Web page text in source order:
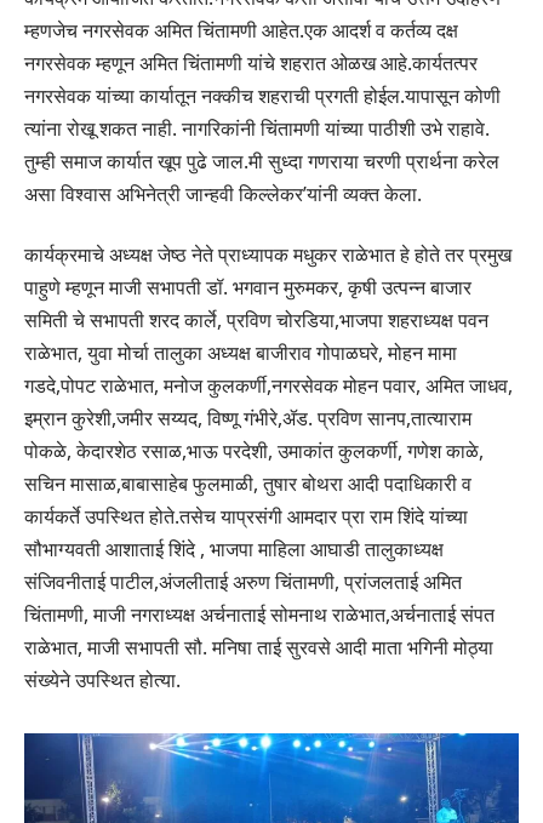
म्हणजेच नगरसेवक अमित चिंतामणी आहेत.एक आदर्श व कर्तव्य दक्ष
नगरसेवक म्हणून अमित चिंतामणी यांचे शहरात ओळख आहे.कार्यतत्पर
नगरसेवक यांच्या कार्यातून नक्कीच शहराची प्रगती होईल.यापासून कोणी
त्यांना रोखू शकत नाही. नागरिकांनी चिंतामणी यांच्या पाठीशी उभे राहावे.
तुम्ही समाज कार्यात खूप पुढे जाल.मी सुध्दा गणराया चरणी प्रार्थना करेल
असा विश्वास अभिनेत्री जान्हवी किल्लेकर’यांनी व्यक्त केला.
कार्यक्रमाचे अध्यक्ष जेष्ठ नेते प्राध्यापक मधुकर राळेभात हे होते तर प्रमुख
पाहुणे म्हणून माजी सभापती डॉ. भगवान मुरुमकर, कृषी उत्पन्न बाजार
समिती चे सभापती शरद कार्ले, प्रविण चोरडिया,भाजपा शहराध्यक्ष पवन
राळेभात, युवा मोर्चा तालुका अध्यक्ष बाजीराव गोपाळघरे, मोहन मामा
गडदे,पोपट राळेभात, मनोज कुलकर्णी,नगरसेवक मोहन पवार, अमित जाधव,
इम्रान कुरेशी,जमीर सय्यद, विष्णू गंभीरे,ॲड. प्रविण सानप,तात्याराम
पोकळे, केदारशेठ रसाळ,भाऊ परदेशी, उमाकांत कुलकर्णी, गणेश काळे,
सचिन मासाळ,बाबासाहेब फुलमाळी, तुषार बोथरा आदी पदाधिकारी व
कार्यकर्ते उपस्थित होते.तसेच याप्रसंगी आमदार प्रा राम शिंदे यांच्या
सौभाग्यवती आशाताई शिंदे , भाजपा माहिला आघाडी तालुकाध्यक्ष
संजिवनीताई पाटील,अंजलीताई अरुण चिंतामणी, प्रांजलताई अमित
चिंतामणी, माजी नगराध्यक्ष अर्चनाताई सोमनाथ राळेभात,अर्चनाताई संपत
राळेभात, माजी सभापती सौ. मनिषा ताई सुरवसे आदी माता भगिनी मोठ्या
संख्येने उपस्थित होत्या.